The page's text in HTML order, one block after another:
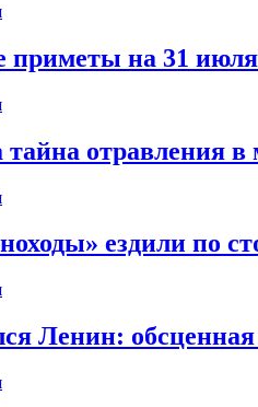
на 31 июля:
отравления
ездили по
Ленин: